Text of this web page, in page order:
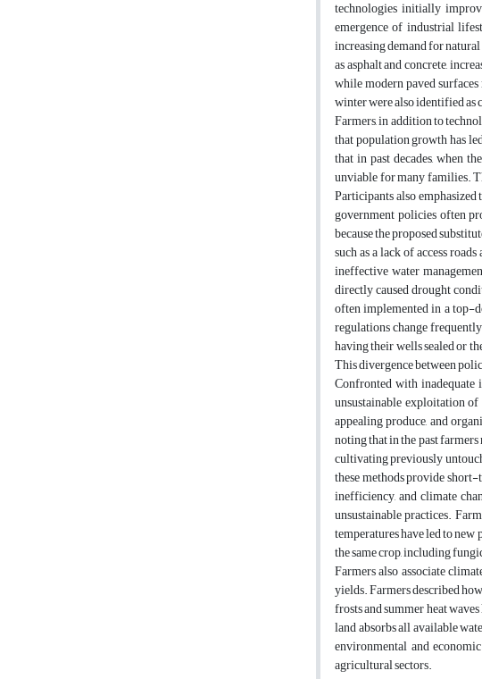
technologies initially
emergence of industrial
increasing demand for
as asphalt and concrete,
while modern paved
winter were also identified
Farmers, in addition to
that population growth has
that in past decades, when
unviable for many families.
Participants also
government policies often
because the proposed
such as a lack of access
ineffective water
directly caused drought
often implemented in a top-
regulations change
having their wells sealed or
This divergence between
Confronted with
unsustainable exploitation
appealing produce, and
noting that in the past
cultivating previously
these methods provide
inefficiency, and climate
unsustainable practices.
temperatures have led to
the same crop, including
Farmers also associate
yields. Farmers described
frosts and summer heat
land absorbs all available
environmental and
agricultural sectors.